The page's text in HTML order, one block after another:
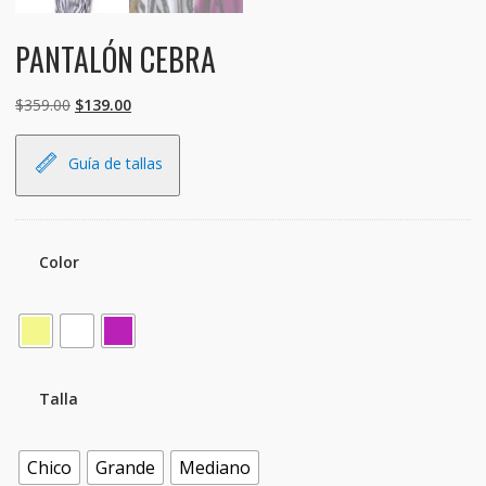
PANTALÓN CEBRA
$359.00 El
era:
$359.00.
$139.00El
es:
$139.00.
Guía de tallas
Color
Talla
Chico Grande Mediano